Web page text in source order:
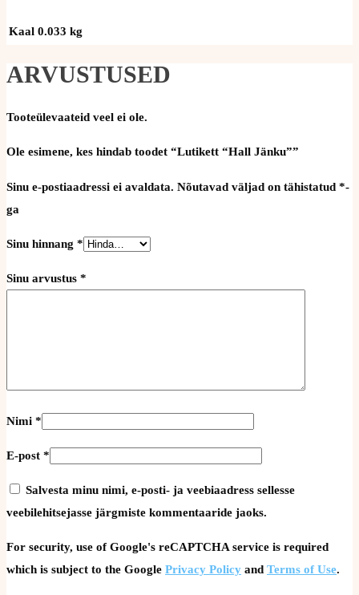
Kaal 0.033 kg
ARVUSTUSED
Tooteülevaateid veel ei ole.
Ole esimene, kes hindab toodet “Lutikett “Hall Jänku””
Sinu e-postiaadressi ei avaldata. Nõutavad väljad on tähistatud *-
ga
Sinu hinnang *
Sinu arvustus *
Nimi *
E-post *
Salvesta minu nimi, e-posti- ja veebiaadress sellesse
veebilehitsejasse järgmiste kommentaaride jaoks.
For security, use of Google's reCAPTCHA service is required
which is subject to the Google Privacy Policy and Terms of Use.